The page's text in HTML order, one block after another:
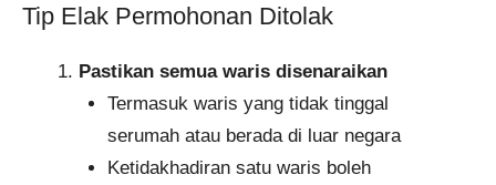
Tip Elak Permohonan Ditolak
Pastikan semua waris disenaraikan
Termasuk waris yang tidak tinggal
serumah atau berada di luar negara
Ketidakhadiran satu waris boleh